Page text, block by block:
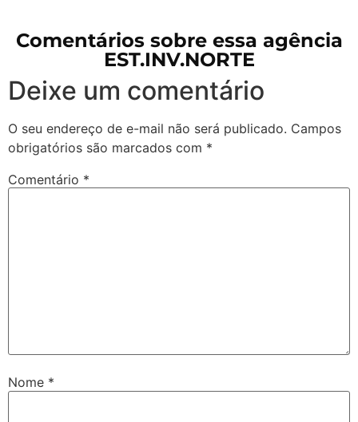
Comentários sobre essa agência
EST.INV.NORTE
Deixe um comentário
O seu endereço de e-mail não será publicado. Campos
obrigatórios são marcados com *
Comentário *
Nome *